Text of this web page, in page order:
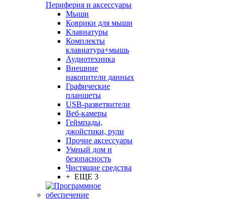
Периферия и аксессуары
Мыши
Коврики для мыши
Клавиатуры
Комплекты
клавиатура+мышь
Аудиотехника
Внешние
накопители данных
Графические
планшеты
USB-разветвители
Веб-камеры
Геймпады,
джойстики, рули
Прочие аксессуары
Умный дом и
безопасность
Чистящие средства
+ ЕЩЕ 3